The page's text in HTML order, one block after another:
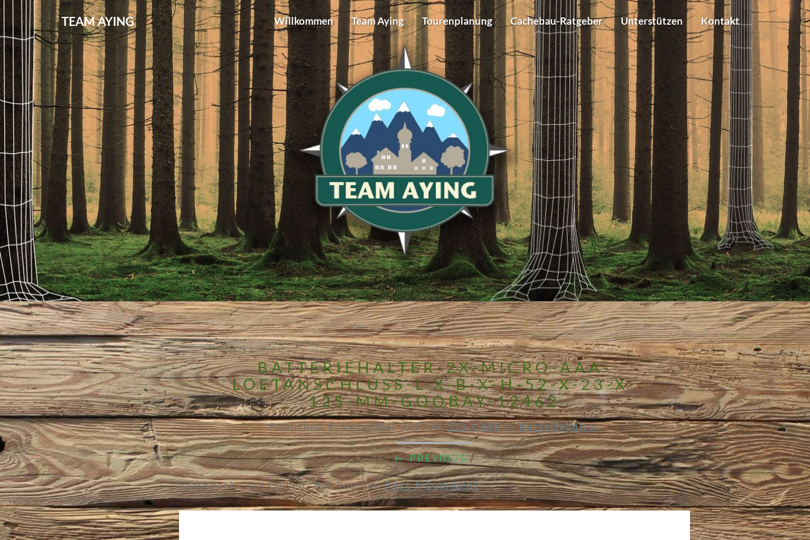
TEAM AYING Willkommen Team Aying Tourenplanung Cachebau-Ratgeber Unterstützen Kontakt
BATTERIEHALTER-2X-MICRO-AAA-
LOETANSCHLUSS-L-X-B-X-H-52-X-23-X-
125-MM-GOOBAY-12462
Published9. Dezember 2017At520 × 486InBatteriehalter
← PREVIOUS/
Trackbacks Are Closed, But You CanPost A Comment.